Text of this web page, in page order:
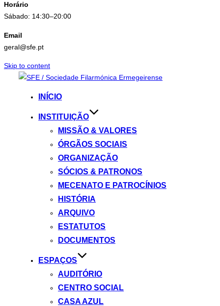
Horário
Sábado: 14:30–20:00
Email
geral@sfe.pt
Skip to content
INÍCIO
INSTITUIÇÃO
MISSÃO & VALORES
ÓRGÃOS SOCIAIS
ORGANIZAÇÃO
SÓCIOS & PATRONOS
MECENATO E PATROCÍNIOS
HISTÓRIA
ARQUIVO
ESTATUTOS
DOCUMENTOS
ESPAÇOS
AUDITÓRIO
CENTRO SOCIAL
CASA AZUL